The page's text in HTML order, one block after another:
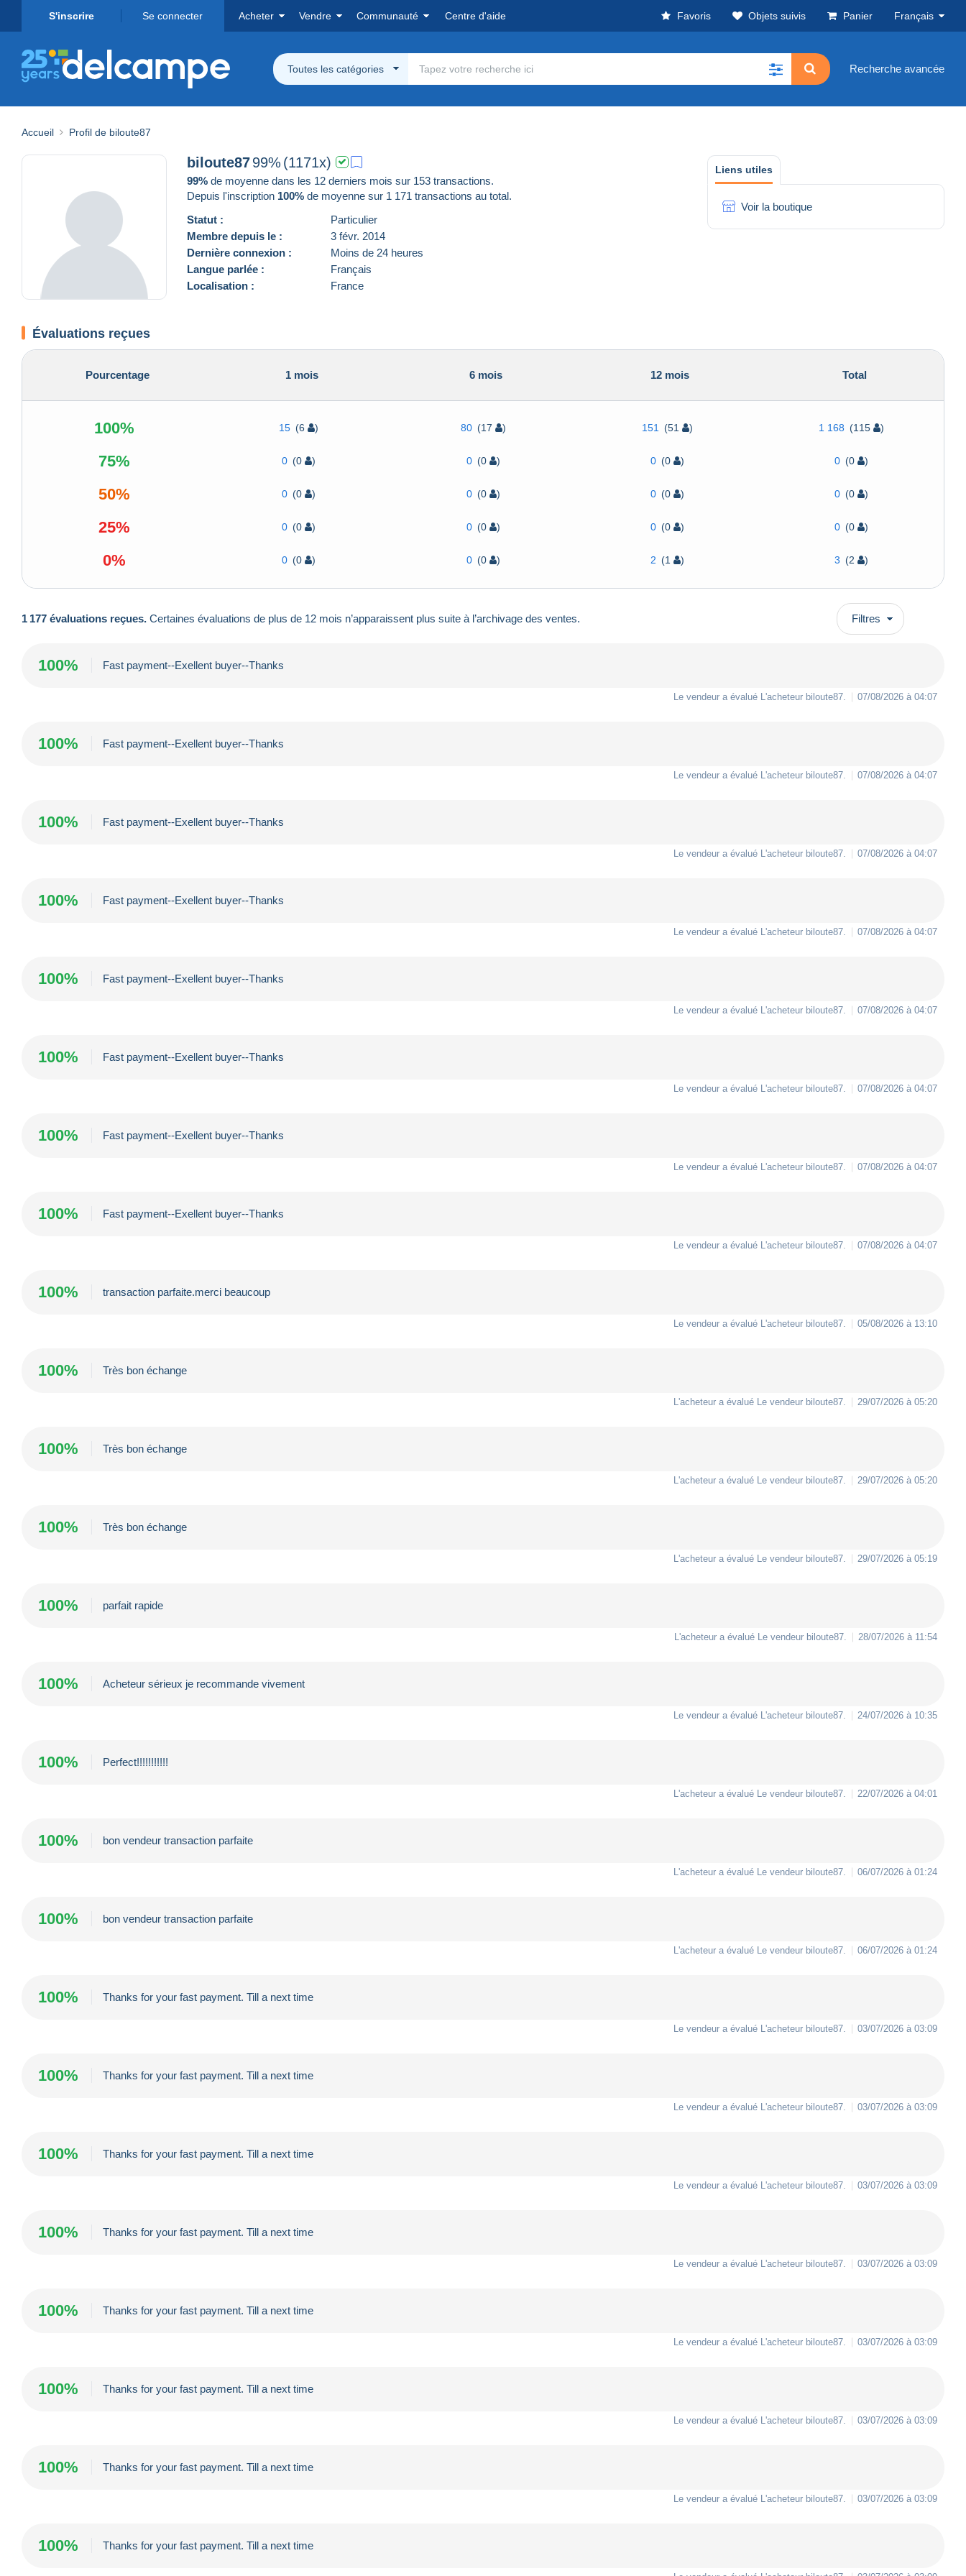
S'inscrire Se connecter Acheter Vendre Communauté Centre d'aide Favoris Objets suivis Panier Français
Toutes les catégories Recherche avancée
Accueil Profil de biloute87
biloute8799% (1171x)
99% de moyenne dans les 12 derniers mois sur 153 transactions.
Depuis l'inscription 100% de moyenne sur 1 171 transactions au total.
Statut :
Particulier
Membre depuis le :
3 févr. 2014
Dernière connexion :
Moins de 24 heures
Langue parlée :
Français
Localisation :
France
Liens utiles
Voir la boutique
Évaluations reçues
Pourcentage 1 mois 6 mois 12 mois Total
100% 15 (6 ) 80 (17 ) 151 (51 ) 1 168 (115 )
75% 0 (0 ) 0 (0 ) 0 (0 ) 0 (0 )
50% 0 (0 ) 0 (0 ) 0 (0 ) 0 (0 )
25% 0 (0 ) 0 (0 ) 0 (0 ) 0 (0 )
0% 0 (0 ) 0 (0 ) 2 (1 ) 3 (2 )
1 177 évaluations reçues. Certaines évaluations de plus de 12 mois n’apparaissent plus suite à l’archivage des ventes. Filtres
100% Fast payment--Exellent buyer--Thanks
Le vendeur a évalué L'acheteur biloute87 07/08/2026 à 04:07
100% Fast payment--Exellent buyer--Thanks
Le vendeur a évalué L'acheteur biloute87 07/08/2026 à 04:07
100% Fast payment--Exellent buyer--Thanks
Le vendeur a évalué L'acheteur biloute87 07/08/2026 à 04:07
100% Fast payment--Exellent buyer--Thanks
Le vendeur a évalué L'acheteur biloute87 07/08/2026 à 04:07
100% Fast payment--Exellent buyer--Thanks
Le vendeur a évalué L'acheteur biloute87 07/08/2026 à 04:07
100% Fast payment--Exellent buyer--Thanks
Le vendeur a évalué L'acheteur biloute87 07/08/2026 à 04:07
100% Fast payment--Exellent buyer--Thanks
Le vendeur a évalué L'acheteur biloute87 07/08/2026 à 04:07
100% Fast payment--Exellent buyer--Thanks
Le vendeur a évalué L'acheteur biloute87 07/08/2026 à 04:07
100% transaction parfaite.merci beaucoup
Le vendeur a évalué L'acheteur biloute87 05/08/2026 à 13:10
100% Très bon échange
L'acheteur a évalué Le vendeur biloute87 29/07/2026 à 05:20
100% Très bon échange
L'acheteur a évalué Le vendeur biloute87 29/07/2026 à 05:20
100% Très bon échange
L'acheteur a évalué Le vendeur biloute87 29/07/2026 à 05:19
100% parfait rapide
L'acheteur a évalué Le vendeur biloute87 28/07/2026 à 11:54
100% Acheteur sérieux je recommande vivement
Le vendeur a évalué L'acheteur biloute87 24/07/2026 à 10:35
100% Perfect!!!!!!!!!!!
L'acheteur a évalué Le vendeur biloute87 22/07/2026 à 04:01
100% bon vendeur transaction parfaite
L'acheteur a évalué Le vendeur biloute87 06/07/2026 à 01:24
100% bon vendeur transaction parfaite
L'acheteur a évalué Le vendeur biloute87 06/07/2026 à 01:24
100% Thanks for your fast payment. Till a next time
Le vendeur a évalué L'acheteur biloute87 03/07/2026 à 03:09
100% Thanks for your fast payment. Till a next time
Le vendeur a évalué L'acheteur biloute87 03/07/2026 à 03:09
100% Thanks for your fast payment. Till a next time
Le vendeur a évalué L'acheteur biloute87 03/07/2026 à 03:09
100% Thanks for your fast payment. Till a next time
Le vendeur a évalué L'acheteur biloute87 03/07/2026 à 03:09
100% Thanks for your fast payment. Till a next time
Le vendeur a évalué L'acheteur biloute87 03/07/2026 à 03:09
100% Thanks for your fast payment. Till a next time
Le vendeur a évalué L'acheteur biloute87 03/07/2026 à 03:09
100% Thanks for your fast payment. Till a next time
Le vendeur a évalué L'acheteur biloute87 03/07/2026 à 03:09
100% Thanks for your fast payment. Till a next time